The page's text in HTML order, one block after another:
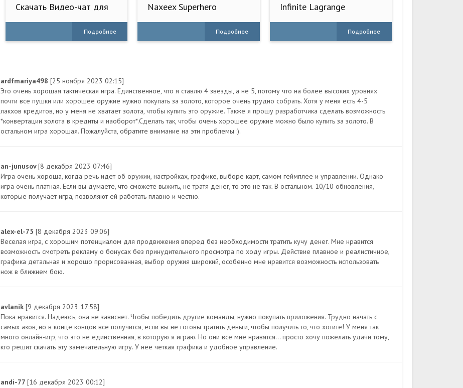
Скачать Видео-чат для
Полная версия
Подробнее
Naxeex Superhero
Подробнее
Infinite Lagrange
Подробнее
ardfmariya498 [25 ноября 2023 02:15]
Это очень хорошая тактическая игра. Единственное, что я ставлю 4 звезды, а не 5, потому что на более высоких уровнях
почти все пушки или хорошее оружие нужно покупать за золото, которое очень трудно собрать. Хотя у меня есть 4-5
лакхов кредитов, но у меня не хватает золота, чтобы купить это оружие. Также я прошу разработчика сделать возможность
*конвертации золота в кредиты и наоборот*.Сделать так, чтобы очень хорошее оружие можно было купить за золото. В
остальном игра хорошая. Пожалуйста, обратите внимание на эти проблемы :).
an-junusov[8 декабря 2023 07:46]
Игра очень хороша, когда речь идет об оружии, настройках, графике, выборе карт, самом геймплее и управлении. Однако
игра очень платная. Если вы думаете, что сможете выжить, не тратя денег, то это не так. В остальном. 10/10 обновления,
которые получает игра, позволяют ей работать плавно и честно.
alex-el-75 [8 декабря 2023 09:06]
Веселая игра, с хорошим потенциалом для продвижения вперед без необходимости тратить кучу денег. Мне нравится
возможность смотреть рекламу о бонусах без принудительного просмотра по ходу игры. Действие плавное и реалистичное,
графика детальная и хорошо прорисованная, выбор оружия широкий, особенно мне нравится возможность использовать
нож в ближнем бою.
avlanik [9 декабря 2023 17:58]
Пока нравится. Надеюсь, она не зависнет. Чтобы победить другие команды, нужно покупать приложения. Трудно начать с
самых азов, но в конце концов все получится, если вы не готовы тратить деньги, чтобы получить то, что хотите! У меня так
много онлайн-игр, что это не единственная, в которую я играю. Но они все мне нравятся... просто хочу пожелать удачи тому,
кто решит скачать эту замечательную игру. У нее четкая графика и удобное управление.
andi-77 [16 декабря 2023 00:12]